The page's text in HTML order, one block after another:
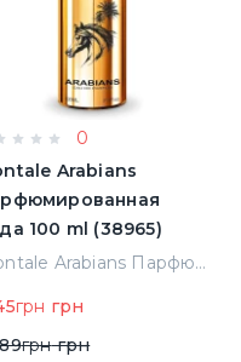
0
Arabians
вода 100 ml (38965)
Montale Arabians Парфюмированная вода 100 ml (38965)
грн грн
грнгрн